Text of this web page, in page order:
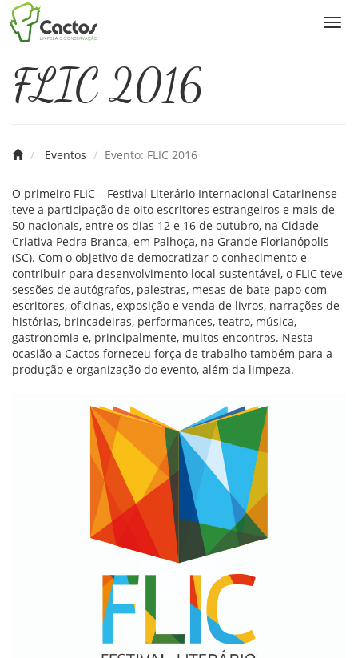
FLIC 2016
Eventos Evento: FLIC 2016
O primeiro FLIC – Festival Literário Internacional Catarinense
teve a participação de oito escritores estrangeiros e mais de
50 nacionais, entre os dias 12 e 16 de outubro, na Cidade
Criativa Pedra Branca, em Palhoça, na Grande Florianópolis
(SC). Com o objetivo de democratizar o conhecimento e
contribuir para desenvolvimento local sustentável, o FLIC teve
sessões de autógrafos, palestras, mesas de bate-papo com
escritores, oficinas, exposição e venda de livros, narrações de
histórias, brincadeiras, performances, teatro, música,
gastronomia e, principalmente, muitos encontros. Nesta
ocasião a Cactos forneceu força de trabalho também para a
produção e organização do evento, além da limpeza.